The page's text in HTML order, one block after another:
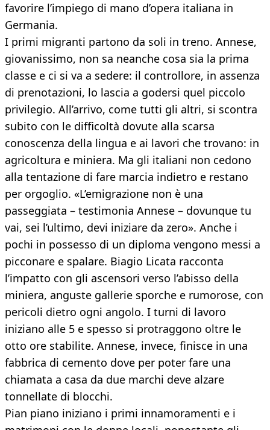
favorire l’impiego di mano d’opera italiana in
Germania.
I primi migranti partono da soli in treno. Annese,
giovanissimo, non sa neanche cosa sia la prima
classe e ci si va a sedere: il controllore, in assenza
di prenotazioni, lo lascia a godersi quel piccolo
privilegio. All’arrivo, come tutti gli altri, si scontra
subito con le difficoltà dovute alla scarsa
conoscenza della lingua e ai lavori che trovano: in
agricoltura e miniera. Ma gli italiani non cedono
alla tentazione di fare marcia indietro e restano
per orgoglio. «L’emigrazione non è una
passeggiata – testimonia Annese – dovunque tu
vai, sei l’ultimo, devi iniziare da zero». Anche i
pochi in possesso di un diploma vengono messi a
picconare e spalare. Biagio Licata racconta
l’impatto con gli ascensori verso l’abisso della
miniera, anguste gallerie sporche e rumorose, con
pericoli dietro ogni angolo. I turni di lavoro
iniziano alle 5 e spesso si protraggono oltre le
otto ore stabilite. Annese, invece, finisce in una
fabbrica di cemento dove per poter fare una
chiamata a casa da due marchi deve alzare
tonnellate di blocchi.
Pian piano iniziano i primi innamoramenti e i